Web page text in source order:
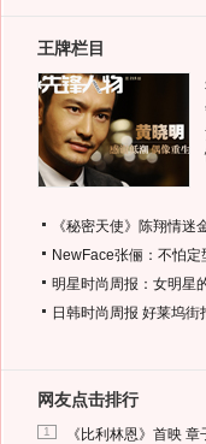
王牌栏目
《秘密天使》陈翔情迷
NewFace张俪：不怕定
明星时尚周报：女明星
日韩时尚周报 好莱坞街
网友点击排行
1 《比利林恩》首映